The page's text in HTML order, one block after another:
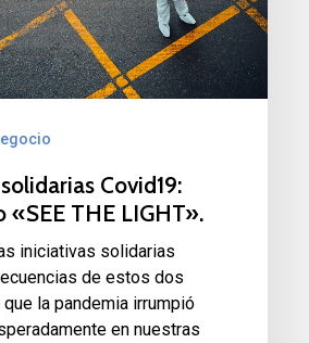
Covid19:
«SEE THE LIGHT».
iniciativas solidarias
de estos dos
la pandemia irrumpió
en nuestras